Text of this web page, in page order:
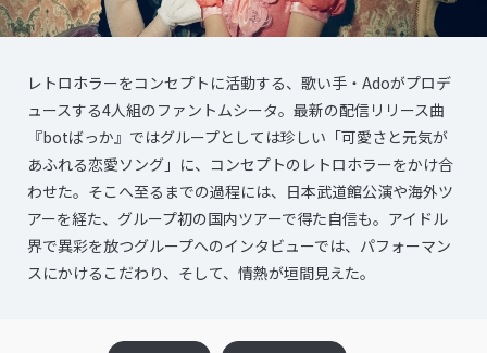
レトロホラーをコンセプトに活動する、歌い手・Adoがプロデ
ュースする4人組のファントムシータ。最新の配信リリース曲
『botばっか』ではグループとしては珍しい「可愛さと元気が
あふれる恋愛ソング」に、コンセプトのレトロホラーをかけ合
わせた。そこへ至るまでの過程には、日本武道館公演や海外ツ
アーを経た、グループ初の国内ツアーで得た自信も。アイドル
界で異彩を放つグループへのインタビューでは、パフォーマン
スにかけるこだわり、そして、情熱が垣間見えた。